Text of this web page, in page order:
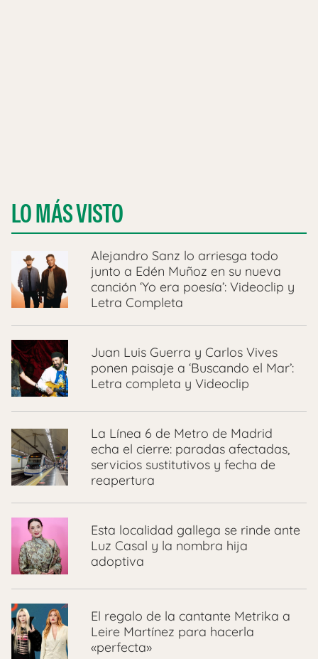
LO MÁS VISTO
Alejandro Sanz lo arriesga todo
junto a Edén Muñoz en su nueva
canción ‘Yo era poesía’: Videoclip y
Letra Completa
Juan Luis Guerra y Carlos Vives
ponen paisaje a ‘Buscando el Mar’:
Letra completa y Videoclip
La Línea 6 de Metro de Madrid
echa el cierre: paradas afectadas,
servicios sustitutivos y fecha de
reapertura
Esta localidad gallega se rinde ante
Luz Casal y la nombra hija
adoptiva
El regalo de la cantante Metrika a
Leire Martínez para hacerla
«perfecta»